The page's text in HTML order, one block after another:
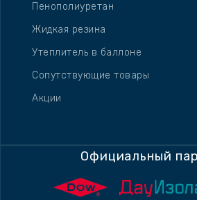
Пенополиуретан
Жидкая резина
Утеплитель в баллоне
Сопутствующие товары
Акции
Официальный